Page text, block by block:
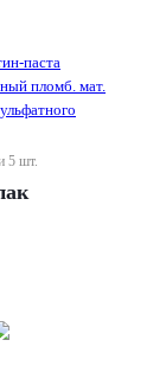
паста
пломб. мат.
5 шт.